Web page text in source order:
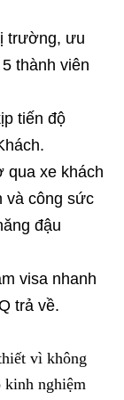
trường, ưu
thành viên
tiến độ
qua xe khách
và công sức
đậu
visa nhanh
trả về.
vì không
kinh nghiệm